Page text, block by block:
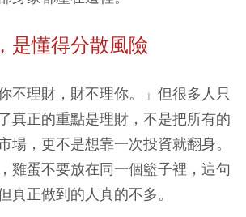
是懂得分散風險
不理財，財不理你。」但很多人只
真正的重點是理財，不是把所有的
場，更不是想靠一次投資就翻身。
雞蛋不要放在同一個籃子裡，這句
真正做到的人真的不多。